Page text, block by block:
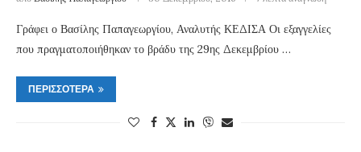
Γράφει ο Βασίλης Παπαγεωργίου, Αναλυτής ΚΕΔΙΣΑ Οι εξαγγελίες
που πραγματοποιήθηκαν το βράδυ της 29ης Δεκεμβρίου …
ΠΕΡΙΣΣΌΤΕΡΑ